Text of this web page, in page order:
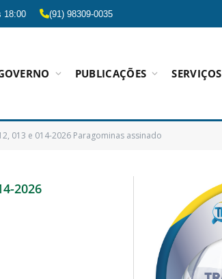
18:00 (91) 98309-0035
PUBLICAÇÕES SERVIÇOS
013 e 014-2026 Paragominas assinado
2026